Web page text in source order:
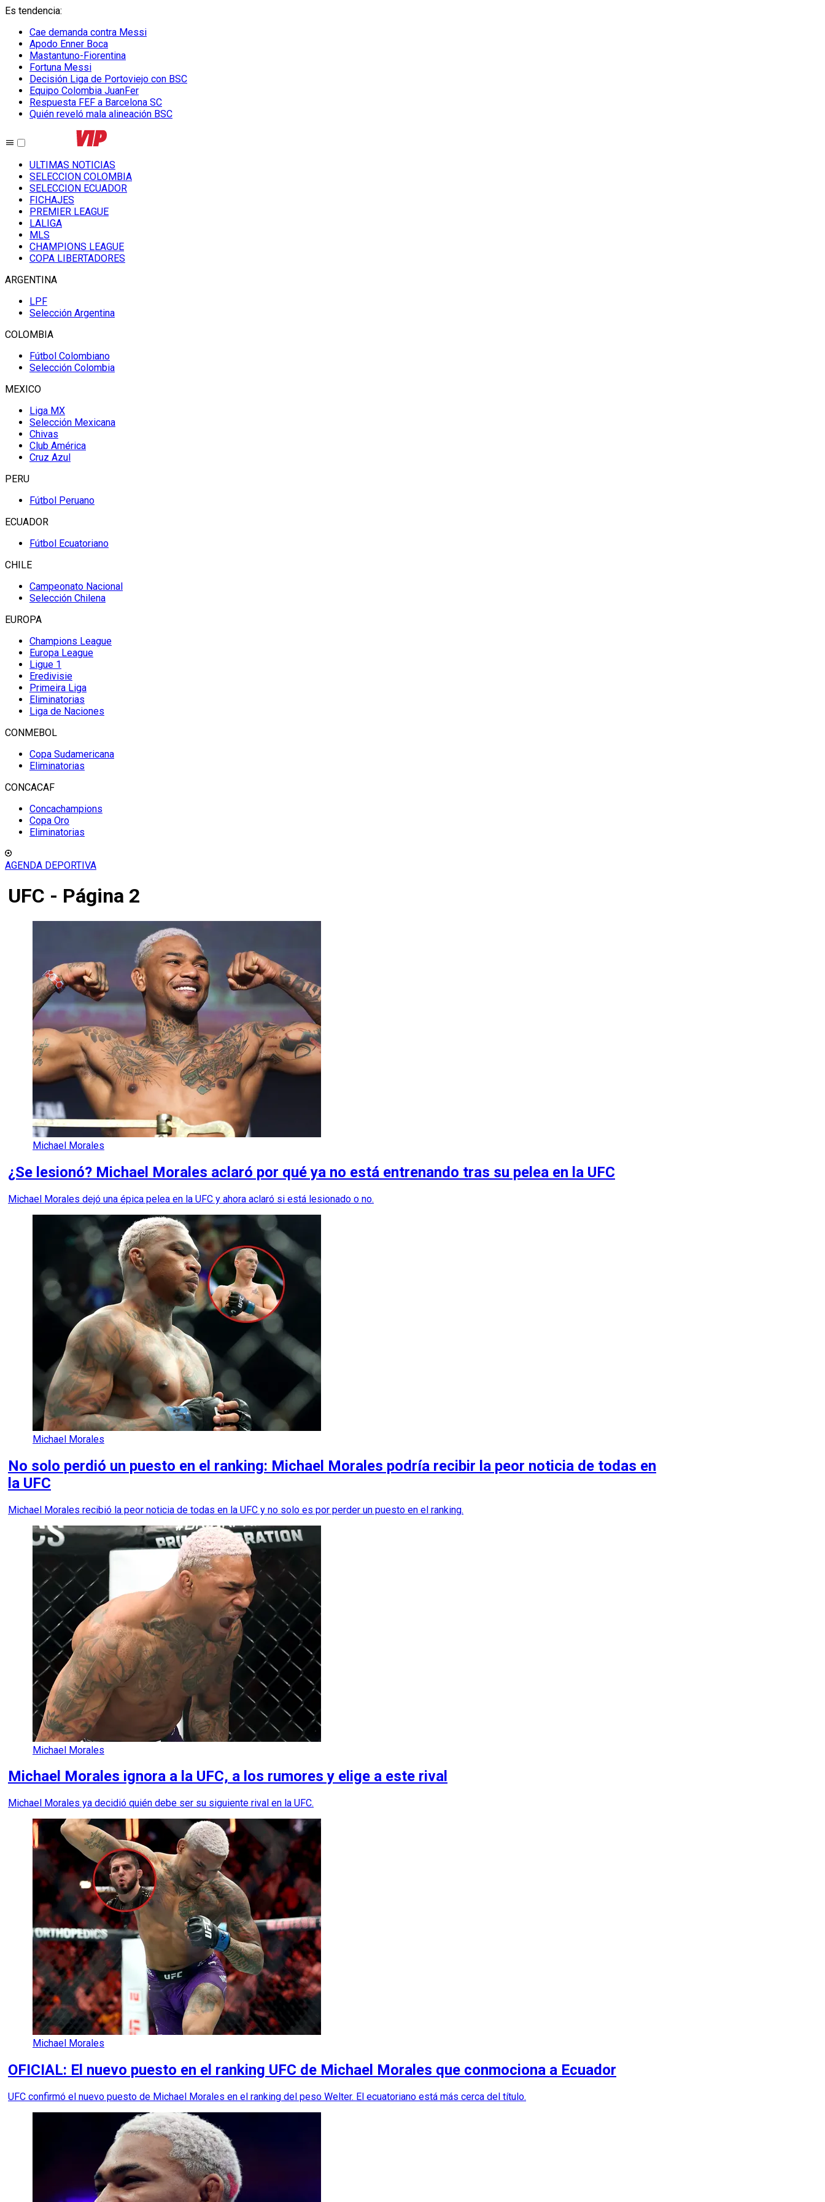
Es tendencia:
Cae demanda contra Messi
Apodo Enner Boca
Mastantuno-Fiorentina
Fortuna Messi
Decisión Liga de Portoviejo con BSC
Equipo Colombia JuanFer
Respuesta FEF a Barcelona SC
Quién reveló mala alineación BSC
ULTIMAS NOTICIAS
SELECCION COLOMBIA
SELECCION ECUADOR
FICHAJES
PREMIER LEAGUE
LALIGA
MLS
CHAMPIONS LEAGUE
COPA LIBERTADORES
ARGENTINA
LPF
Selección Argentina
COLOMBIA
Fútbol Colombiano
Selección Colombia
MEXICO
Liga MX
Selección Mexicana
Chivas
Club América
Cruz Azul
PERU
Fútbol Peruano
ECUADOR
Fútbol Ecuatoriano
CHILE
Campeonato Nacional
Selección Chilena
EUROPA
Champions League
Europa League
Ligue 1
Eredivisie
Primeira Liga
Eliminatorias
Liga de Naciones
CONMEBOL
Copa Sudamericana
Eliminatorias
CONCACAF
Concachampions
Copa Oro
Eliminatorias
AGENDA DEPORTIVA
UFC - Página 2
Michael Morales
¿Se lesionó? Michael Morales aclaró por qué ya no está entrenando tras su pelea en la UFC
Michael Morales dejó una épica pelea en la UFC y ahora aclaró si está lesionado o no.
Michael Morales
No solo perdió un puesto en el ranking: Michael Morales podría recibir la peor noticia de todas en
la UFC
Michael Morales recibió la peor noticia de todas en la UFC y no solo es por perder un puesto en el ranking.
Michael Morales
Michael Morales ignora a la UFC, a los rumores y elige a este rival
Michael Morales ya decidió quién debe ser su siguiente rival en la UFC.
Michael Morales
OFICIAL: El nuevo puesto en el ranking UFC de Michael Morales que conmociona a Ecuador
UFC confirmó el nuevo puesto de Michael Morales en el ranking del peso Welter. El ecuatoriano está más cerca del título.